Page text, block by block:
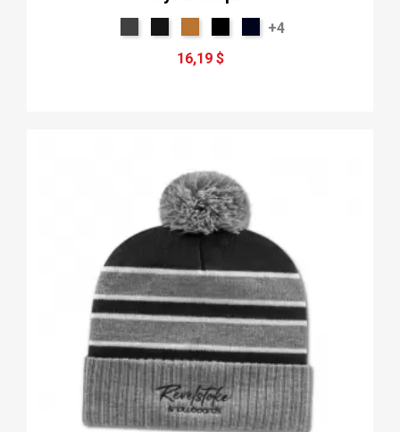
+4
16,19 $